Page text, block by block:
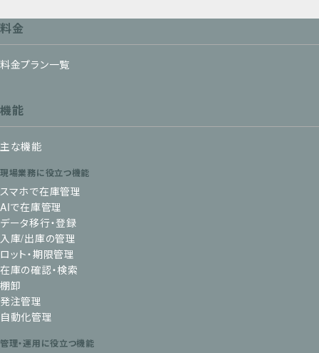
料金
料金プラン一覧
機能
主な機能
現場業務に役立つ機能
スマホで在庫管理
AIで在庫管理
データ移行・登録
入庫/出庫の管理
ロット・期限管理
在庫の確認・検索
棚卸
発注管理
自動化管理
管理・運用に役立つ機能